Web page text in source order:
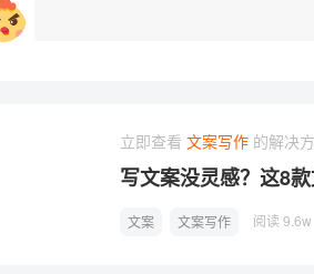
立即查看 文案写作 的解决
写文案没灵感？这8款
文案 文案写作 阅读 9.6w